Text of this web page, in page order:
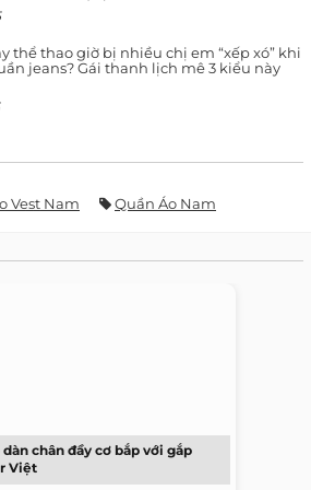
thể thao giờ bị nhiều chị em “xếp xó” khi
jeans? Gái thanh lịch mê 3 kiểu này
Vest Nam Quần Áo Nam
dàn chân đầy cơ bắp với gắp
Việt